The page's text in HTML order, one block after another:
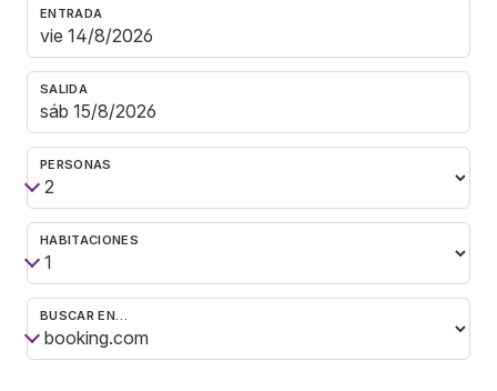
ENTRADA
SALIDA
PERSONAS
HABITACIONES
BUSCAR EN…